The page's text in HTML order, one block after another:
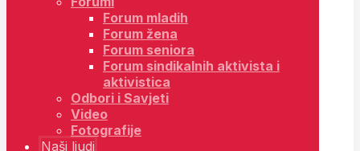
Forum mladih
Forum žena
Forum seniora
Forum sindikalnih aktivista i
aktivistica
Odbori i Savjeti
Video
Fotografije
Naši ljudi